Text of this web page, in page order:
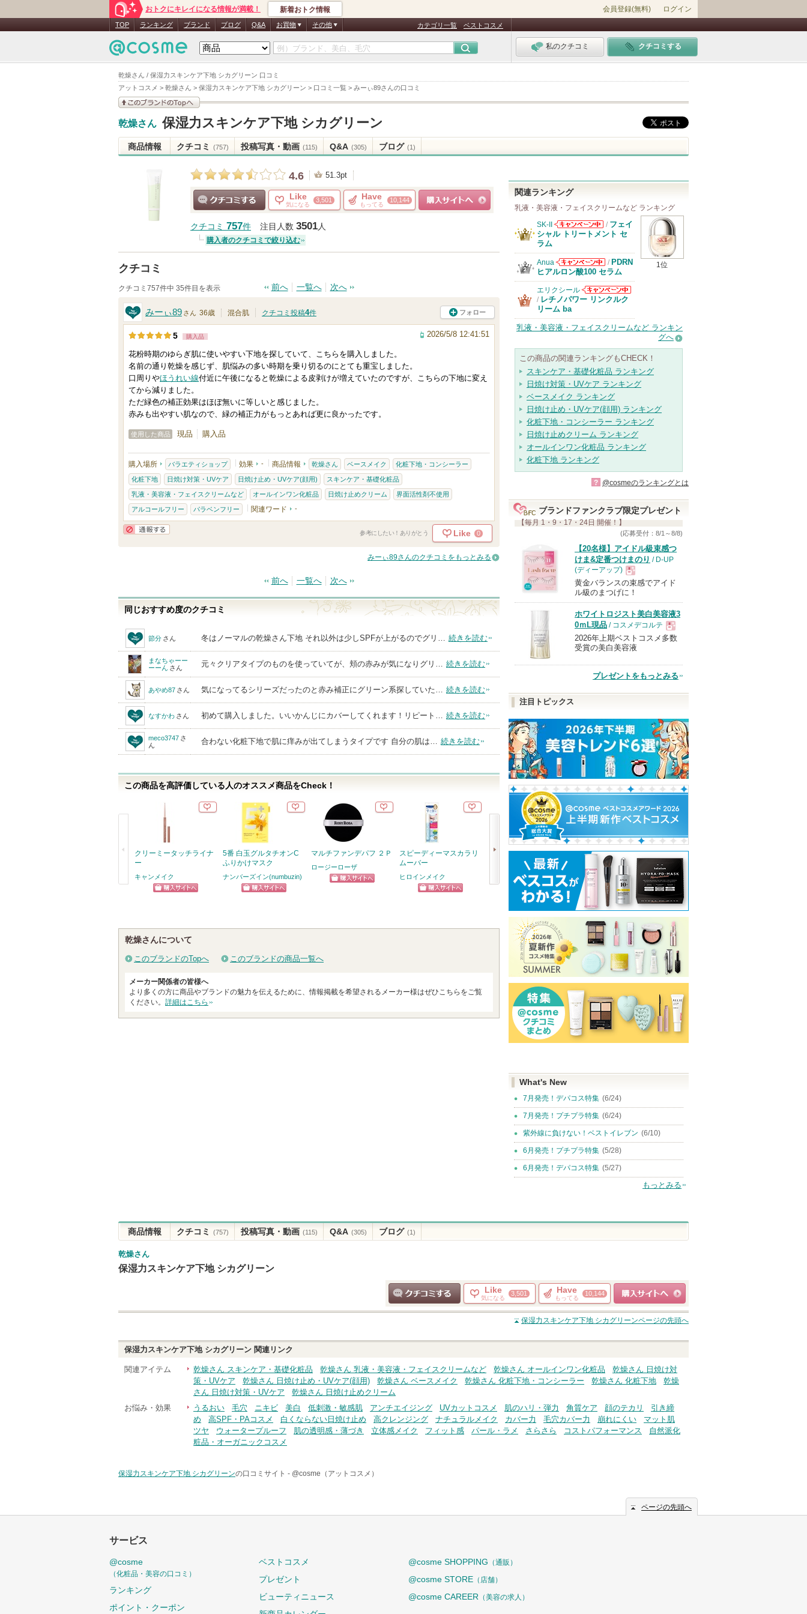
乾燥さん / 保湿力スキンケア下地 シカグリーン 口コミ
アットコスメ > 乾燥さん > 保湿力スキンケア下地 シカグリーン > 口コミ一覧 > みーぃ89さんの口コミ
おトクにキレイになる情報が満載！ 新着おトク情報 会員登録(無料) ログイン
TOP ランキング ブランド ブログ Q&A お買物 その他 カテゴリ一覧 ベストコスメ
私のクチコミ クチコミする
このブランドの情報を
乾燥さん 保湿力スキンケア下地 シカグリーン
商品情報 クチコミ (757) 投稿写真・動画 (115) Q&A (305) ブログ (1)
4.6 51.3pt
Like
気になる
3,501 Have
もってる
10,144
クチコミ 757件 注目人数 3501人
購入者のクチコミで絞り込む
クチコミ
クチコミ757件中 35件目を表示 前へ 一覧へ 次へ
みーぃ89 さん 36歳 混合肌 クチコミ投稿4件 フォロー
5 購入品 2026/5/8 12:41:51
花粉時期のゆらぎ肌に使いやすい下地を探していて、こちらを購入しました。
名前の通り乾燥を感じず、肌悩みの多い時期を乗り切るのにとても重宝しました。
口周りやほうれい線付近に午後になると乾燥による皮剥けが増えていたのですが、こちらの下地に変え
てから減りました。
ただ緑色の補正効果はほぼ無いに等しいと感じました。
赤みも出やすい肌なので、緑の補正力がもっとあれば更に良かったです。
使用した商品 現品 購入品
購入場所 バラエティショップ 効果 - 商品情報 乾燥さん ベースメイク 化粧下地・コンシーラー
化粧下地 日焼け対策・UVケア 日焼け止め・UVケア(顔用) スキンケア・基礎化粧品
乳液・美容液・フェイスクリームなど オールインワン化粧品 日焼け止めクリーム 界面活性剤不使用
アルコールフリー パラベンフリー 関連ワード -
参考にしたい！ありがとう Like 0
みーぃ89さんのクチコミをもっとみる
前へ 一覧へ 次へ
同じおすすめ度のクチコミ
節分 さん 冬はノーマルの乾燥さん下地 それ以外は少しSPFが上がるのでグリ… 続きを読む
まなちゃーー
ーーん さん 元々クリアタイプのものを使っていてが、頬の赤みが気になりグリ… 続きを読む
あやめ87 さん 気になってるシリーズだったのと赤み補正にグリーン系探していた… 続きを読む
なすかわ さん 初めて購入しました。いいかんじにカバーしてくれます！リピート… 続きを読む
meco3747 さ
ん
合わない化粧下地で肌に痒みが出てしまうタイプです 自分の肌は… 続きを読む
この商品を高評価している人のオススメ商品をCheck！
クリーミータッチライナ
ー
キャンメイク
5番 白玉グルタチオンC
ふりかけマスク
ナンバーズイン(numbuzin)
マルチファンデパフ ２Ｐ
ロージーローザ
スピーディーマスカラリ
ムーバー
ヒロインメイク
リップモンスター
ショッピン
グサイトへ
メイク キープ ミスト EX
コーセーコスメニエンス
ショッピン
グサイトへ
スキンクリア クレンズ
オイル アロマタイプ リ
フレシングシトラスの香
り
アテニア
ショッピン
乾燥さんについて
このブランドのTopへ このブランドの商品一覧へ
メーカー関係者の皆様へ
より多くの方に商品やブランドの魅力を伝えるために、情報掲載を希望されるメーカー様はぜひこちらをご覧
ください。 詳細はこちら
関連ランキング
乳液・美容液・フェイスクリームなど ランキング
1位
SK-II
SK-IIからのお
/ フェイ
シャル トリートメント セ
ラム
Anua
Anuaからのお
知らせがありま
す
/ PDRN
ヒアルロン酸100 セラム
エリクシール
エリクシールか
/ レチノパワー リンクルク
リーム ba
乳液・美容液・フェイスクリームなど ランキン
グへ
この商品の関連ランキングもCHECK！
スキンケア・基礎化粧品 ランキング
日焼け対策・UVケア ランキング
ベースメイク ランキング
日焼け止め・UVケア(顔用) ランキング
化粧下地・コンシーラー ランキング
日焼け止めクリーム ランキング
オールインワン化粧品 ランキング
化粧下地 ランキング
? @cosmeのランキングとは
ブランドファンクラブ限定プレゼント
【毎月 1・9・17・24日 開催！】
(応募受付：8/1～8/8)
【20名様】アイドル級束感つ
けま&定番つけまのり / D-UP
(ディーアップ)
現
品
黄金バランスの束感でアイド
ル級のまつげに！
ホワイトロジスト美白美容液3
0ｍL現品 / コスメデコルテ
現
品
2026年上期ベストコスメ多数
受賞の美白美容液
プレゼントをもっとみる
注目トピックス
What's New
7月発売！デパコス特集 (6/24)
7月発売！プチプラ特集 (6/24)
紫外線に負けない！ベストイレブン (6/10)
6月発売！プチプラ特集 (5/28)
6月発売！デパコス特集 (5/27)
もっとみる
商品情報 クチコミ (757) 投稿写真・動画 (115) Q&A (305) ブログ (1)
乾燥さん
保湿力スキンケア下地 シカグリーン
クチコミする
Like
気になる
3,501 Have
もってる
10,144
ショッピングサイト
へ
保湿力スキンケア下地 シカグリーンページの先頭へ
保湿力スキンケア下地 シカグリーン 関連リンク
関連アイテム 乾燥さん スキンケア・基礎化粧品 乾燥さん 乳液・美容液・フェイスクリームなど 乾燥さん オールインワン化粧品
乾燥さん 日焼け対
策・UVケア
乾燥さん 日焼け止め・UVケア(顔用) 乾燥さん ベースメイク 乾燥さん 化粧下地・コンシーラー 乾燥さん 化粧下地
乾燥
さん 日焼け対策・UVケア
乾燥さん 日焼け止めクリーム
お悩み・効果
うるおい 毛穴 ニキビ 美白 低刺激・敏感肌 アンチエイジング UVカットコスメ 肌のハリ・弾力 角質ケア 顔のテカリ
引き締
め
高SPF・PAコスメ 白くならない日焼け止め 高クレンジング ナチュラルメイク カバー力 毛穴カバー力 崩れにくい
マット肌
ツヤ
ウォータープルーフ 肌の透明感・薄づき 立体感メイク フィット感 パール・ラメ さらさら コストパフォーマンス
自然派化
粧品・オーガニックコスメ
保湿力スキンケア下地 シカグリーンの口コミサイト - @cosme（アットコスメ）
ページの先頭へ
サービス
@cosme
（化粧品・美容の口コミ）
ランキング
ポイント・クーポン
ベストコスメ
プレゼント
ビューティニュース
@cosme SHOPPING （通販）
@cosme STORE （店舗）
@cosme CAREER （美容の求人）